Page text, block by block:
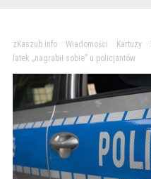
zKaszub.info> Wiadomości Kartuzy>
latek „nagrabił sobie” u policjantów